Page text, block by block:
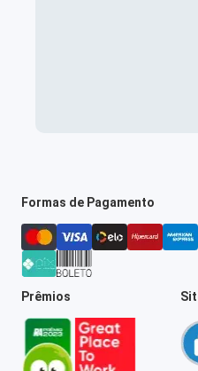
Formas de Pagamento
Prêmios